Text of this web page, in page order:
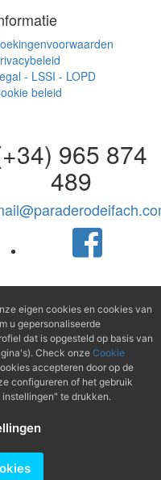
- LSSI - LOPD
beleid
965 874
489
eigen cookies en cookies van
u gepersonaliseerde
dat is opgesteld op basis van
Check onze Cookie
accepteren door op de
configureren of het gebruik
te drukken.